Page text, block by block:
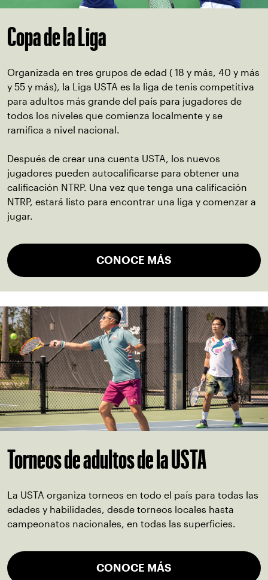
Copa de la Liga
Organizada en tres grupos de edad ( 18 y más, 40 y más
y 55 y más), la Liga USTA es la liga de tenis competitiva
para adultos más grande del país para jugadores de
todos los niveles que comienza localmente y se
ramifica a nivel nacional.
Después de crear una cuenta USTA, los nuevos
jugadores pueden autocalificarse para obtener una
calificación NTRP. Una vez que tenga una calificación
NTRP, estará listo para encontrar una liga y comenzar a
jugar.
CONOCE MÁS
Torneos de adultos de la USTA
La USTA organiza torneos en todo el país para todas las
edades y habilidades, desde torneos locales hasta
campeonatos nacionales, en todas las superficies.
CONOCE MÁS